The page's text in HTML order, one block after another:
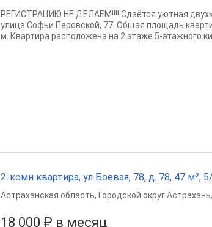
РЕГИСТРАЦИЮ НЕ ДЕЛАЕМ!!!! Сдаётся уютная
улица Софьи Перовской, 77. Общая площадь
м. Квартира расположена на 2 этаже 5-этажного
2-комн квартира, ул Боевая, 78, д. 78, 47 м²,
18 000 ₽ в месяц
Астраханская область, Городской округ Астрахань,